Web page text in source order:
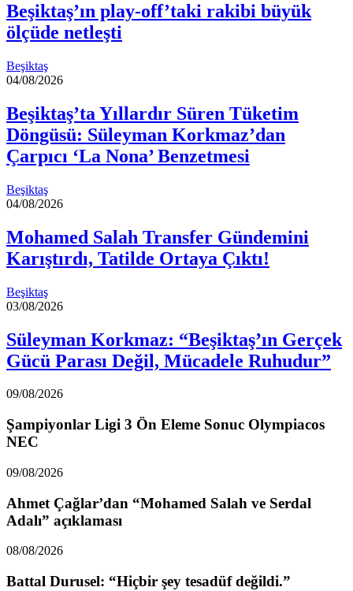
Beşiktaş’ın play-off’taki rakibi büyük
ölçüde netleşti
Beşiktaş
04/08/2026
Beşiktaş’ta Yıllardır Süren Tüketim
Döngüsü: Süleyman Korkmaz’dan
Çarpıcı ‘La Nona’ Benzetmesi
Beşiktaş
04/08/2026
Mohamed Salah Transfer Gündemini
Karıştırdı, Tatilde Ortaya Çıktı!
Beşiktaş
03/08/2026
Süleyman Korkmaz: “Beşiktaş’ın Gerçek
Gücü Parası Değil, Mücadele Ruhudur”
09/08/2026
Şampiyonlar Ligi 3 Ön Eleme Sonuc Olympiacos
NEC
09/08/2026
Ahmet Çağlar’dan “Mohamed Salah ve Serdal
Adalı” açıklaması
08/08/2026
Battal Durusel: “Hiçbir şey tesadüf değildi.”